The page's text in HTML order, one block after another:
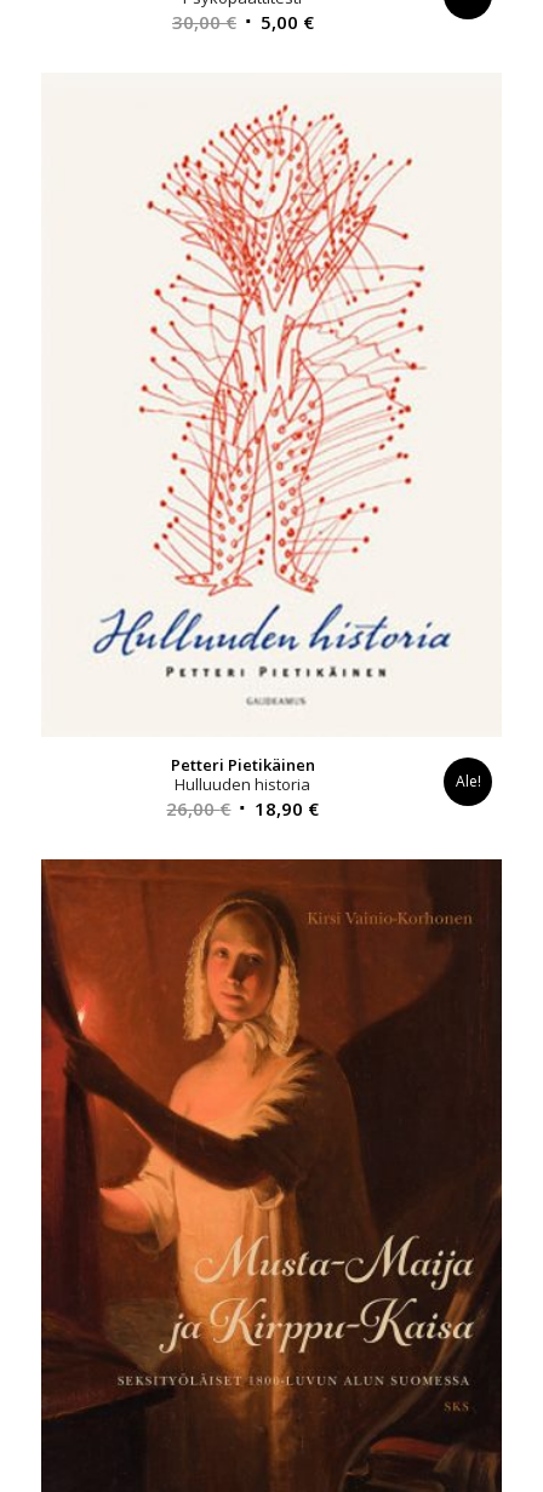
30,00€ Alkuperäinen
30,00 €.
5,00 €Nykyinen
5,00 €.
Petteri Pietikäinen
Hulluuden historia
26,00€ Alkuperäinen
oli:
26,00 €.
18,90 €Nykyinen
on:
Ale!